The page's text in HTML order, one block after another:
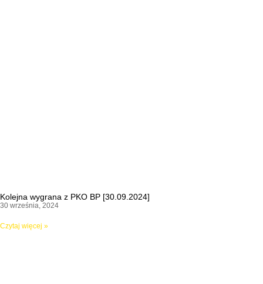
Kolejna wygrana z PKO BP [30.09.2024]
30 września, 2024
Czytaj więcej »